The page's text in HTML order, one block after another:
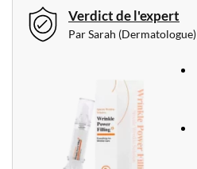
Verdict de l'expert
Par Sarah (Dermatologue)